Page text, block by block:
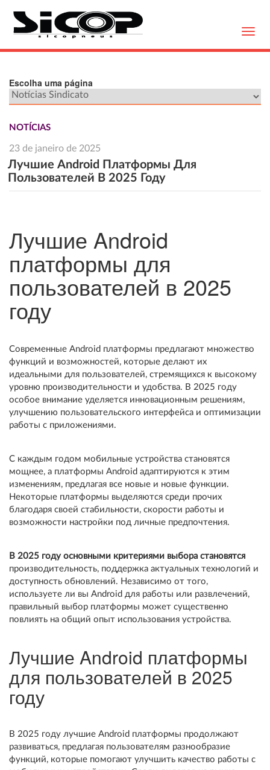
Escolha uma página
NOTÍCIAS
23 de janeiro de 2025
Лучшие Android Платформы Для
Пользователей В 2025 Году
Лучшие Android
платформы для
пользователей в 2025
году
Современные Android платформы предлагают множество
функций и возможностей, которые делают их
идеальными для пользователей, стремящихся к высокому
уровню производительности и удобства. В 2025 году
особое внимание уделяется инновационным решениям,
улучшению пользовательского интерфейса и оптимизации
работы с приложениями.
С каждым годом мобильные устройства становятся
мощнее, а платформы Android адаптируются к этим
изменениям, предлагая все новые и новые функции.
Некоторые платформы выделяются среди прочих
благодаря своей стабильности, скорости работы и
возможности настройки под личные предпочтения.
В 2025 году основными критериями выбора становятся
производительность, поддержка актуальных технологий и
доступность обновлений. Независимо от того,
используете ли вы Android для работы или развлечений,
правильный выбор платформы может существенно
повлиять на общий опыт использования устройства.
Лучшие Android платформы
для пользователей в 2025
году
В 2025 году лучшие Android платформы продолжают
развиваться, предлагая пользователям разнообразие
функций, которые помогают улучшить качество работы с